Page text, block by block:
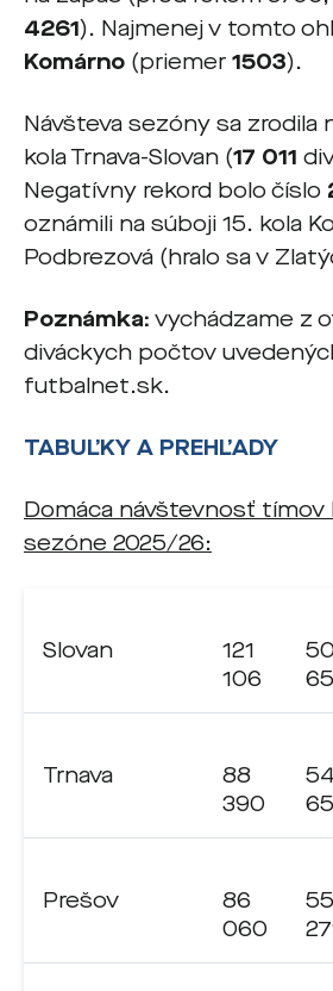
4261). Najmenej v tomto
Komárno (priemer 1503).
Návšteva sezóny sa zrodila
kola Trnava-Slovan (17 011
Negatívny rekord bolo číslo
oznámili na súboji 15. kola
Podbrezová (hralo sa v
Poznámka: vychádzame z
diváckych počtov
futbalnet.sk.
TABUĽKY A PREHĽADY
Domáca návštevnosť tímov
sezóne 2025/26:
Slovan
121
106
Trnava
88
390
54
Prešov
86
060
55